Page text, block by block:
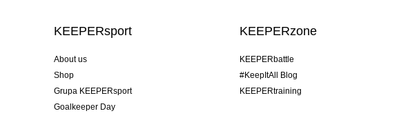
KEEPERsport
About us
Shop
Grupa KEEPERsport
Goalkeeper Day
KEEPERzone
KEEPERbattle
#KeepItAll Blog
KEEPERtraining